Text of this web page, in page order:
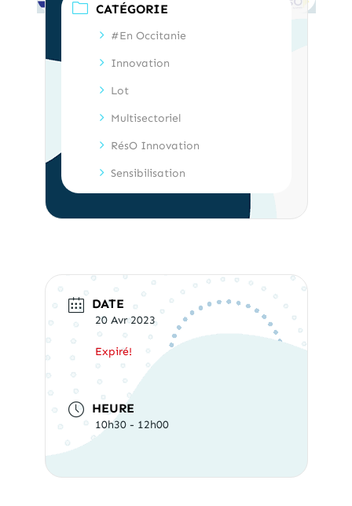
CATÉGORIE
#En Occitanie
Innovation
Lot
Multisectoriel
RésO Innovation
Sensibilisation
DATE
20 Avr 2023
Expiré!
HEURE
10h30 - 12h00